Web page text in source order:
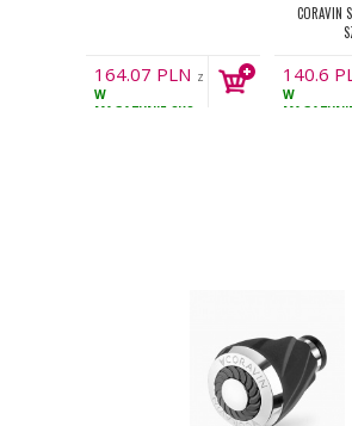
164.07 PLN z
VAT
W
MAGAZYNIE 8KS
CORAVIN
140.6
VAT
W